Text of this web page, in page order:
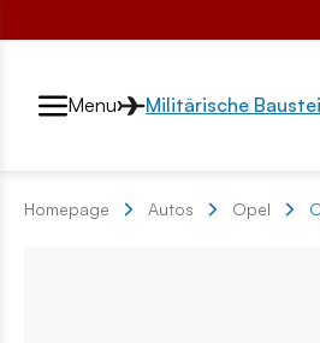
Przełącznik
Menu Militärische
Homepage Autos Opel